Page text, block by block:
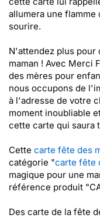
allumera une flamme
sourire.
N'attendez plus pour
maman ! Avec Merci
des mères pour
nous occupons de
à l'adresse de votre
moment inoubliable
cette carte qui
Cette carte fête des
catégorie "carte fête
magique pour une
référence produit
Des carte de la fête